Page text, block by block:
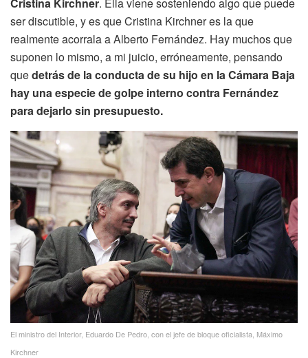
ser discutible, y es que Cristina Kirchner es la que
realmente acorrala a Alberto Fernández. Hay muchos que
suponen lo mismo, a mi juicio, erróneamente, pensando
quedetrás de la conducta de su hijo en la Cámara Baja
hay una especie de golpe interno contra Fernández
para dejarlo sin presupuesto.
El ministro del Interior, Eduardo De Pedro, con el jefe de bloque oficialista, Máximo
Kirchner